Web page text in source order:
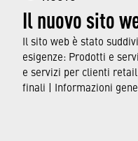
Il nuovo sito
Il sito web è stato
esigenze: Prodotti e
e servizi per clienti
finali | Informazioni
nonché sugli
sono conformi.
SCOPRI DI PIÙ